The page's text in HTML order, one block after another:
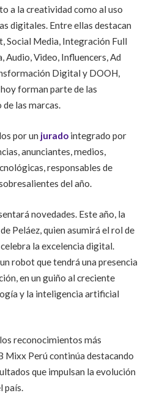
a la creatividad como al uso
digitales. Entre ellas destacan
Social Media, Integración Full
Audio, Video, Influencers, Ad
Digital y DOOH,
forman parte de las
las marcas.
por un jurado integrado por
anunciantes, medios,
responsables de
del año.
novedades. Este año, la
Peláez, quien asumirá el rol de
la excelencia digital.
robot que tendrá una presencia
en un guiño al creciente
y la inteligencia artificial
reconocimientos más
Mixx Perú continúa destacando
que impulsan la evolución
país.